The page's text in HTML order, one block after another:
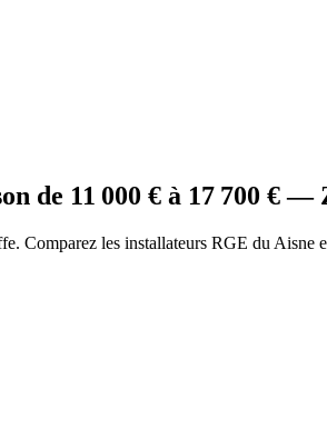
de 11 000 € à 17 700 € —
Comparez les installateurs RGE du Aisne